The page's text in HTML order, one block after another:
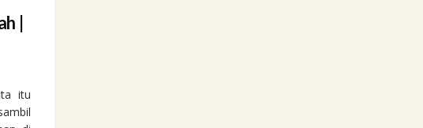
|
itu